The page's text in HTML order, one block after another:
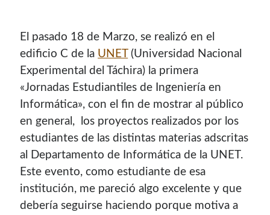
El pasado 18 de Marzo, se realizó en el
edificio C de la UNET(Universidad Nacional
Experimental del Táchira) la primera
«Jornadas Estudiantiles de Ingenierí­a en
Informática», con el fin de mostrar al público
en general, los proyectos realizados por los
estudiantes de las distintas materias adscritas
al Departamento de Informática de la UNET.
Este evento, como estudiante de esa
institución, me pareció algo excelente y que
deberí­a seguirse haciendo porque motiva a